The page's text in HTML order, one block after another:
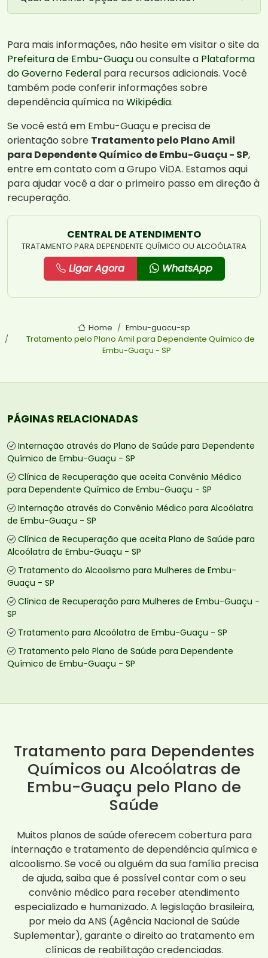
Para mais informações, não hesite em visitar o site da
Prefeitura de Embu-Guaçuou consulte a Plataforma
do Governo Federal para recursos adicionais. Você
também pode conferir informações sobre
dependência química naWikipédia.
Se você está em Embu-Guaçu e precisa de
orientação sobre Tratamento pelo Plano Amil
para Dependente Químico de Embu-Guaçu - SP,
entre em contato com a Grupo ViDA. Estamos aqui
para ajudar você a dar o primeiro passo em direção à
recuperação.
CENTRAL DE ATENDIMENTO
TRATAMENTO PARA DEPENDENTE QUÍMICO OU ALCOÓLATRA
Ligar Agora WhatsApp
Home
Embu-guacu-sp
Tratamento pelo Plano Amil para Dependente Químico de
Embu-Guaçu - SP
PÁGINAS RELACIONADAS
Internação através do Plano de Saúde para Dependente
Químico de Embu-Guaçu - SP
Clínica de Recuperação que aceita Convênio Médico
para Dependente Químico de Embu-Guaçu - SP
Internação através do Convênio Médico para Alcoólatra
de Embu-Guaçu - SP
Clínica de Recuperação que aceita Plano de Saúde para
Alcoólatra de Embu-Guaçu - SP
Tratamento do Alcoolismo para Mulheres de Embu-
Guaçu - SP
Clínica de Recuperação para Mulheres de Embu-Guaçu -
SP
Tratamento para Alcoólatra de Embu-Guaçu - SP
Tratamento pelo Plano de Saúde para Dependente
Químico de Embu-Guaçu - SP
Tratamento para Dependentes
Químicos ou Alcoólatras de
Embu-Guaçu pelo Plano de
Saúde
Muitos planos de saúde oferecem cobertura para
internação e tratamento de dependência química e
alcoolismo. Se você ou alguém da sua família precisa
de ajuda, saiba que é possível contar com o seu
convênio médico para receber atendimento
especializado e humanizado. A legislação brasileira,
por meio da ANS (Agência Nacional de Saúde
Suplementar), garante o direito ao tratamento em
clínicas de reabilitação credenciadas.